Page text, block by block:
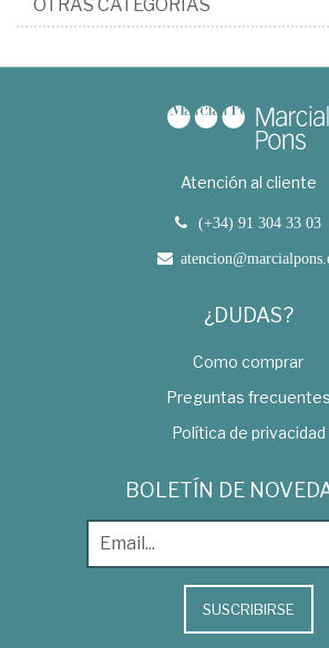
OTRAS CATEGORÍAS
Atención al cliente
(+34) 91 304 33 03
¿DUDAS?
Como comprar
Preguntas frecuentes
Política de privacidad
BOLETÍN DE
SUSCRIBIRSE